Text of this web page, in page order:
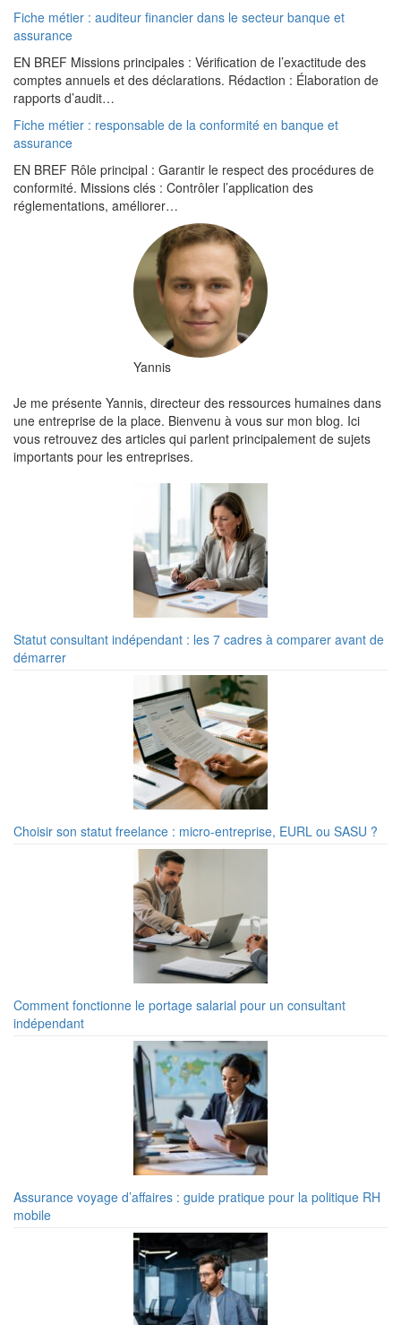
Fiche métier : auditeur financier dans le secteur banque et
assurance
EN BREF Missions principales : Vérification de l’exactitude des
comptes annuels et des déclarations. Rédaction : Élaboration de
rapports d’audit…
Fiche métier : responsable de la conformité en banque et
assurance
EN BREF Rôle principal : Garantir le respect des procédures de
conformité. Missions clés : Contrôler l’application des
réglementations, améliorer…
Yannis
Je me présente Yannis, directeur des ressources humaines dans
une entreprise de la place. Bienvenu à vous sur mon blog. Ici
vous retrouvez des articles qui parlent principalement de sujets
importants pour les entreprises.
Statut consultant indépendant : les 7 cadres à comparer avant de
démarrer
Choisir son statut freelance : micro-entreprise, EURL ou SASU ?
Comment fonctionne le portage salarial pour un consultant
indépendant
Assurance voyage d’affaires : guide pratique pour la politique RH
mobile